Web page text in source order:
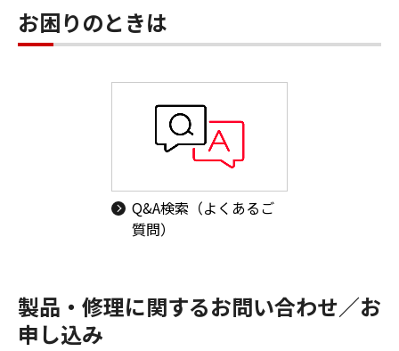
お困りのときは
Q&A検索（よくあるご
質問）
製品・修理に関するお問い合わせ／お
申し込み